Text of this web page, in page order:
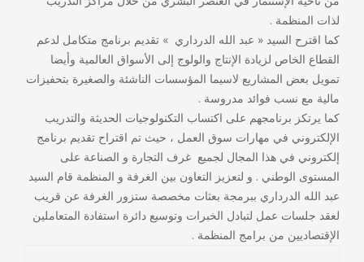
لذات المنظمة .
كما اقترح السيد « عبد الله الدرداري » تقديم برنامج متكامل لدعم
القطاع الخاص لزيادة الإنتاج والولوج إلى الأسواق العالمية وأيضا
تمويل بعض المشاريع لاسيما المؤسسات الناشئة والصغيرة بتحفيزات
مالية مع نسب فوائد مدروسة .
كما يرتكز برنامجهم على اكتساب التكنولوجيات الحديثة والتدريب
الإلكتروني في مهارات سوق العمل ، حيث تم اقتراح تقديم برنامج
إلكتروني في هذا المجال لجميع غرف التجارة و الصناعة على
المستوى الوطني . و لتعزيز التعاون بين الغرفة و المنظمة قام السيد
عبد الله الدرداري ببرمجة بعثات مخصصة ستزور الغرفة عن قريب
لعقد جلسات عمل لتبادل الخبرات وتوسيع دائرة استفادة المتعاملين
الإقتصاديين من برامج المنظمة .